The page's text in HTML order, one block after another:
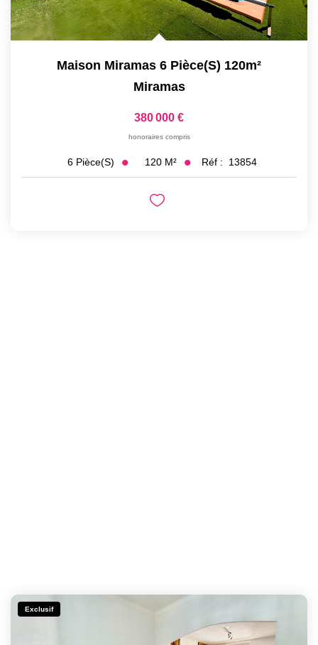
Maison Miramas 6 Pièce(s) 120m²
Miramas
380 000 €
honoraires compris
6 Pièce(s) 120 M² Réf : 13854
Exclusif